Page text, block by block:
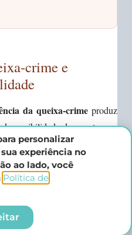
crime e
da queixa-crime produz
punibilidade do agente, nos
Penal. Isso significa que o
direito de punir aquele fato
o caso.
pelo juiz, seja de ofício ou
do CPP expressamente prevê
personalizar
experiência no
ao lado, você
Política de